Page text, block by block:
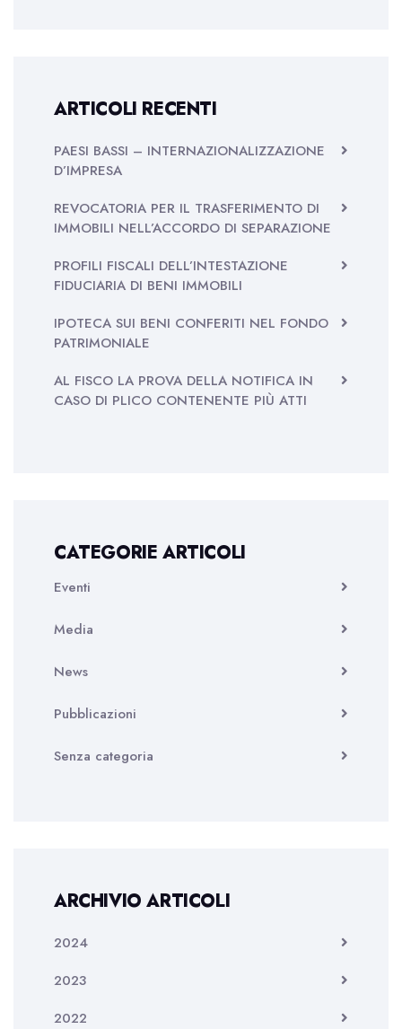
ARTICOLI RECENTI
PAESI BASSI – INTERNAZIONALIZZAZIONE
D’IMPRESA
REVOCATORIA PER IL TRASFERIMENTO DI
IMMOBILI NELL’ACCORDO DI SEPARAZIONE
PROFILI FISCALI DELL’INTESTAZIONE
FIDUCIARIA DI BENI IMMOBILI
IPOTECA SUI BENI CONFERITI NEL FONDO
PATRIMONIALE
AL FISCO LA PROVA DELLA NOTIFICA IN
CASO DI PLICO CONTENENTE PIÙ ATTI
CATEGORIE ARTICOLI
Eventi
Media
News
Pubblicazioni
Senza categoria
ARCHIVIO ARTICOLI
2024
2023
2022